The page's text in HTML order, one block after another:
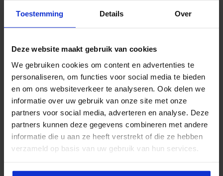
Toestemming Details Over
Deze website maakt gebruik van cookies
We gebruiken cookies om content en advertenties te
personaliseren, om functies voor social media te bieden
en om ons websiteverkeer te analyseren. Ook delen we
informatie over uw gebruik van onze site met onze
partners voor social media, adverteren en analyse. Deze
partners kunnen deze gegevens combineren met andere
informatie die u aan ze heeft verstrekt of die ze hebben
verzameld op basis van uw gebruik van hun services.